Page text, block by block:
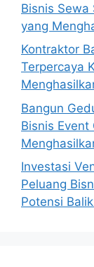
Bisnis
yang
Kontraktor
Terpercaya
Bangun
Bisnis
Investasi
Peluang
Potensi